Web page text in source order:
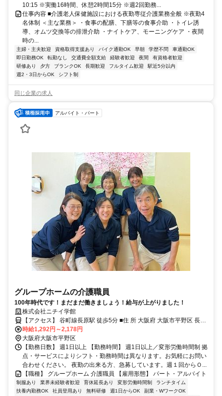
10:15 ※実働16時間、休憩2時間15分 ※週2回勤務...
仕事内容 ■介護老人保健施設における夜勤専従介護業務全般 ※夜勤4
名体制 ＜主な業務＞ ・食事の配膳、下膳等の食事介助 ・トイレ誘
導、オムツ交換等の排泄介助 ・ナイトケア、モーニングケア ・夜間
時の...
主婦・主夫歓迎 資格取得支援あり バイク通勤OK 早朝 学歴不問
車通勤OK
即日勤務OK
転勤なし 交通費全額支給 経験者歓迎 夜間
有資格者歓迎
研修あり
夕方 ブランクOK 長期歓迎 フルタイム歓迎
駅近5分以内
週2・3日からOK
シフト制
同じ企業の求人
アルバイト・パート
グループホームの介護職員
100年時代です！まだまだ働きましょう！給与が上がりました！
株式会社ニチイ学館
【アクセス】 谷町線長原駅 徒歩5分 ■住 所 大阪府 大阪市平野区 長吉
長原東3丁目2番5号 ■アクセス 谷町線長原駅 徒歩5分
時給1,292円～2,178円
大阪府大阪市平野区
【勤務日数】 週1日以上 【勤務時間】 週1日以上／変形労働時間制 拠
点・サービスによりシフト・勤務時間は異なります。お気軽にお問い
合わせください。 夜勤の出来る方、急募しています。週１回からＯ...
【職種】 グループホーム 介護職員 【雇用形態】 パート・アルバイト
制服あり 業界未経験者歓迎 育休延長あり 変形労働時間制
ランチタイム
扶養内勤務OK
社員登用あり 無料研修 週1日からOK
副業・WワークOK